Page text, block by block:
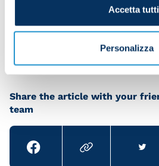
Accetta tutti
Personalizza
03/09/2022
Sozza
Napoli
Share the article with your
team